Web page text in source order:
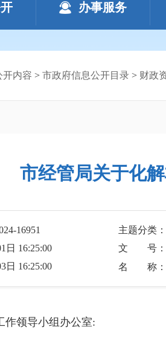
办事服务
开内容 > 市政府信息公开目录 > 财政
市经管局关于化
16951 主题分类
日 16:25:00
文 号：
日 16:25:00
名 称：
作领导小组办公室: